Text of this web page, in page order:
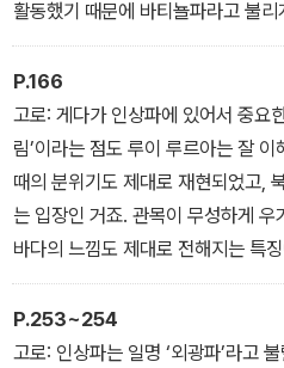
활동했기 때문에 바티뇰파라고 불리
어시: 훗날의 인상파로군요!
고로: 요컨대 <풀밭 위의 점심 식사
로 젊은 예술가들이 모여 바티뇰파
파 운동이 탄생하게 된 거죠.
- 제4장 인상파의 아버지, 마네의
P.166
고로: 게다가 인상파에 있어서 중요
림’이라는 점도 루이 루르아는 잘
때의 분위기도 제대로 재현되었고,
는 입장인 거죠. 관목이 무성하게
바다의 느낌도 제대로 전해지는 특
요. 그리고 인상파라고 불리는 사람
로 그것이라고 인정했고요. 사진으
는 예술을 추구했기 때문에 인상파
P.253~254
고로: 인상파는 일명 ‘외광파’라고